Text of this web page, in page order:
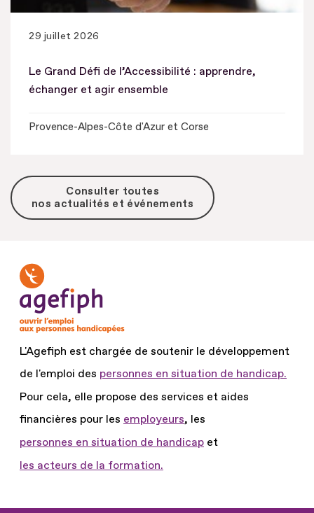
29 juillet 2026
Le Grand Défi de l’Accessibilité : apprendre,
échanger et agir ensemble
Provence-Alpes-Côte d'Azur et Corse
Consulter toutes
nos actualités et événements
L'Agefiph est chargée de soutenir le développement
de l'emploi des personnes en situation de handicap.
Pour cela, elle propose des services et aides
financières pour les employeurs, les
personnes en situation de handicap et
les acteurs de la formation.